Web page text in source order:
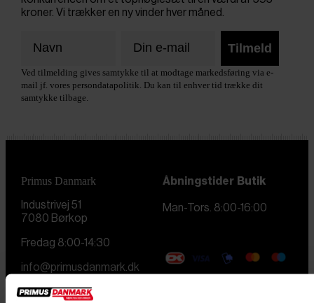
kroner. Vi trækker en ny vinder hver måned.
Tilmeld
Ved tilmelding gives samtykke til at modtage markedsføring via e-
mail jf. vores persondatapolitik. Du kan til enhver tid trække dit
samtykke tilbage.
Primus Danmark
Industrivej 51
7080 Børkop
Åbningstider Butik
Man-Tors. 8:00-16:00
Fredag 8:00-14:30
info@primusdanmark.dk
CVR nr. 31 49 77 36